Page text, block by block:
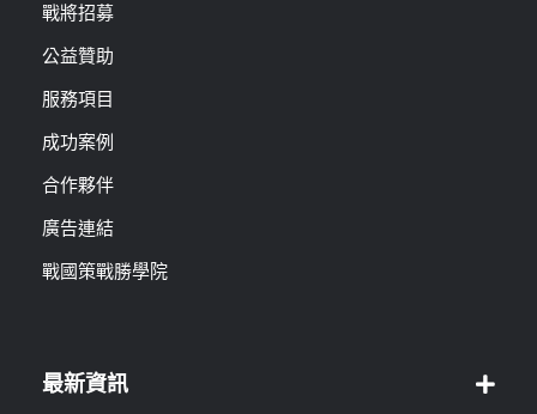
戰將招募
公益贊助
服務項目
成功案例
合作夥伴
廣告連結
戰國策戰勝學院
最新資訊